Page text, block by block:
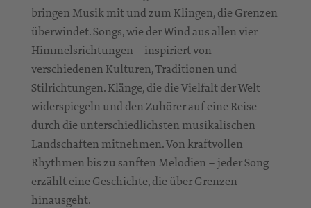
bringen Musik mit und zum Klingen, die Grenzen
überwindet. Songs, wie der Wind aus allen vier
Himmelsrichtungen – inspiriert von
verschiedenen Kulturen, Traditionen und
Stilrichtungen. Klänge, die die Vielfalt der Welt
widerspiegeln und den Zuhörer auf eine Reise
durch die unterschiedlichsten musikalischen
Landschaften mitnehmen. Von kraftvollen
Rhythmen bis zu sanften Melodien – jeder Song
erzählt eine Geschichte, die über Grenzen
hinausgeht.